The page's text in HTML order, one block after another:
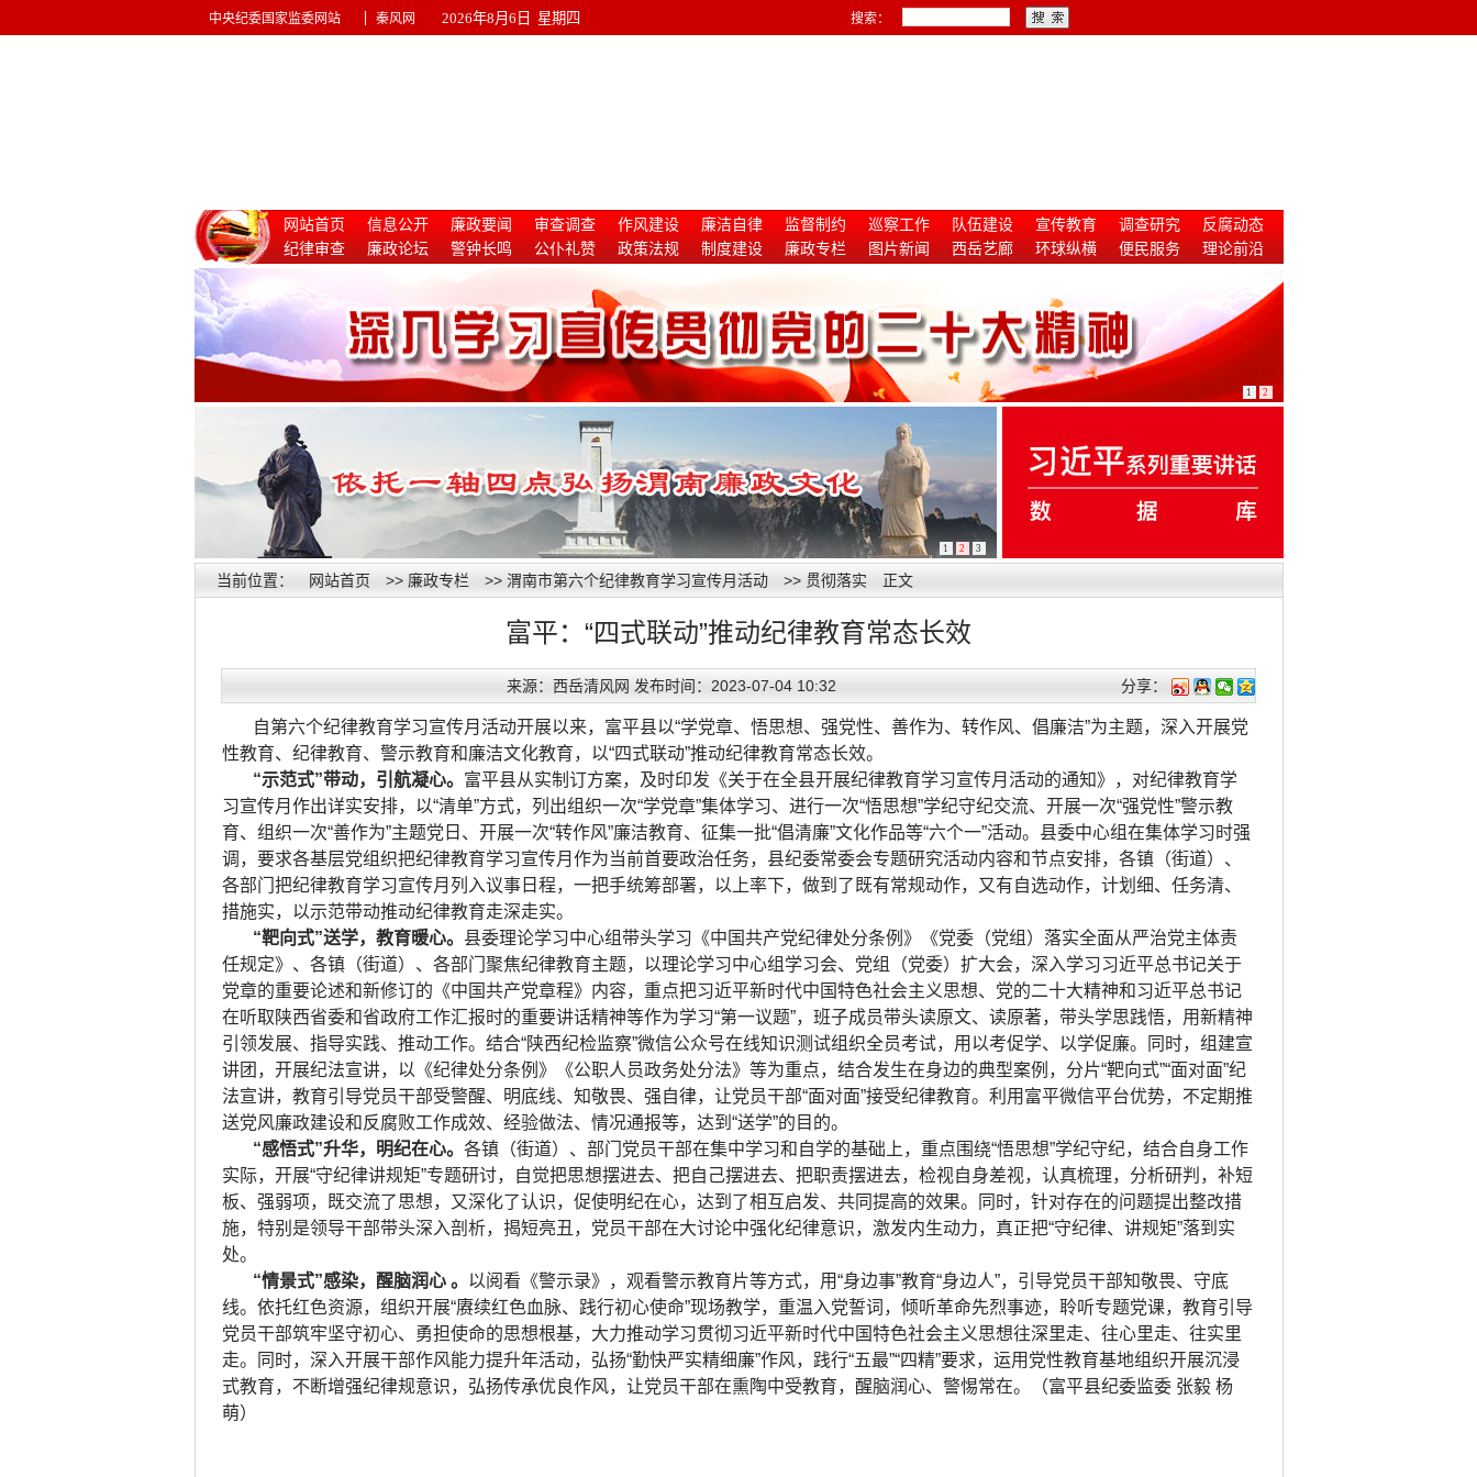
中央纪委国家监委网站 秦风网 2026年8月6日 星期四 搜索：
网站首页 信息公开 廉政要闻 审查调查 作风建设 廉洁自律 监督制约 巡察工作 队伍建设 宣传教育 调查研究
反腐动态
纪律审查
廉政论坛 警钟长鸣 公仆礼赞 政策法规 制度建设 廉政专栏 图片新闻 西岳艺廊 环球纵横 便民服务
理论前沿
1 2
1 2 3
当前位置： 网站首页 >> 廉政专栏 >> 渭南市第六个纪律教育学习宣传月活动 >> 贯彻落实 正文
富平：“四式联动”推动纪律教育常态长效
来源：西岳清风网 发布时间：2023-07-04 10:32 分享：
自第六个纪律教育学习宣传月活动开展以来，富平县以“学党章、悟思想、强党性、善作为、转作风、倡廉洁”为主题，深入开展党
性教育、纪律教育、警示教育和廉洁文化教育，以“四式联动”推动纪律教育常态长效。
“示范式”带动，引航凝心。 富平县从实制订方案，及时印发《关于在全县开展纪律教育学习宣传月活动的通知》，对纪律教育学
习宣传月作出详实安排，以“清单”方式，列出组织一次“学党章”集体学习、进行一次“悟思想”学纪守纪交流、开展一次“强党性”警示教
育、组织一次“善作为”主题党日、开展一次“转作风”廉洁教育、征集一批“倡清廉”文化作品等“六个一”活动。县委中心组在集体学习时强
调，要求各基层党组织把纪律教育学习宣传月作为当前首要政治任务，县纪委常委会专题研究活动内容和节点安排，各镇（街道）、
各部门把纪律教育学习宣传月列入议事日程，一把手统筹部署，以上率下，做到了既有常规动作，又有自选动作，计划细、任务清、
措施实，以示范带动推动纪律教育走深走实。
“靶向式”送学，教育暖心。 县委理论学习中心组带头学习《中国共产党纪律处分条例》《党委（党组）落实全面从严治党主体责
任规定》、各镇（街道）、各部门聚焦纪律教育主题，以理论学习中心组学习会、党组（党委）扩大会，深入学习习近平总书记关于
党章的重要论述和新修订的《中国共产党章程》内容，重点把习近平新时代中国特色社会主义思想、党的二十大精神和习近平总书记
在听取陕西省委和省政府工作汇报时的重要讲话精神等作为学习“第一议题”，班子成员带头读原文、读原著，带头学思践悟，用新精神
引领发展、指导实践、推动工作。结合“陕西纪检监察”微信公众号在线知识测试组织全员考试，用以考促学、以学促廉。同时，组建宣
讲团，开展纪法宣讲，以《纪律处分条例》《公职人员政务处分法》等为重点，结合发生在身边的典型案例，分片“靶向式”“面对面”纪
法宣讲，教育引导党员干部受警醒、明底线、知敬畏、强自律，让党员干部“面对面”接受纪律教育。利用富平微信平台优势，不定期推
送党风廉政建设和反腐败工作成效、经验做法、情况通报等，达到“送学”的目的。
“感悟式”升华，明纪在心。各镇（街道）、部门党员干部在集中学习和自学的基础上，重点围绕“悟思想”学纪守纪，结合自身工作
实际，开展“守纪律讲规矩”专题研讨，自觉把思想摆进去、把自己摆进去、把职责摆进去，检视自身差视，认真梳理，分析研判，补短
板、强弱项，既交流了思想，又深化了认识，促使明纪在心，达到了相互启发、共同提高的效果。同时，针对存在的问题提出整改措
施，特别是领导干部带头深入剖析，揭短亮丑，党员干部在大讨论中强化纪律意识，激发内生动力，真正把“守纪律、讲规矩”落到实
处。
“情景式”感染，醒脑润心 。 以阅看《警示录》，观看警示教育片等方式，用“身边事”教育“身边人”，引导党员干部知敬畏、守底
线。依托红色资源，组织开展“赓续红色血脉、践行初心使命”现场教学，重温入党誓词，倾听革命先烈事迹，聆听专题党课，教育引导
党员干部筑牢坚守初心、勇担使命的思想根基，大力推动学习贯彻习近平新时代中国特色社会主义思想往深里走、往心里走、往实里
走。同时，深入开展干部作风能力提升年活动，弘扬“勤快严实精细廉”作风，践行“五最”“四精”要求，运用党性教育基地组织开展沉浸
式教育，不断增强纪律规意识，弘扬传承优良作风，让党员干部在熏陶中受教育，醒脑润心、警惕常在。（富平县纪委监委 张毅 杨
萌）